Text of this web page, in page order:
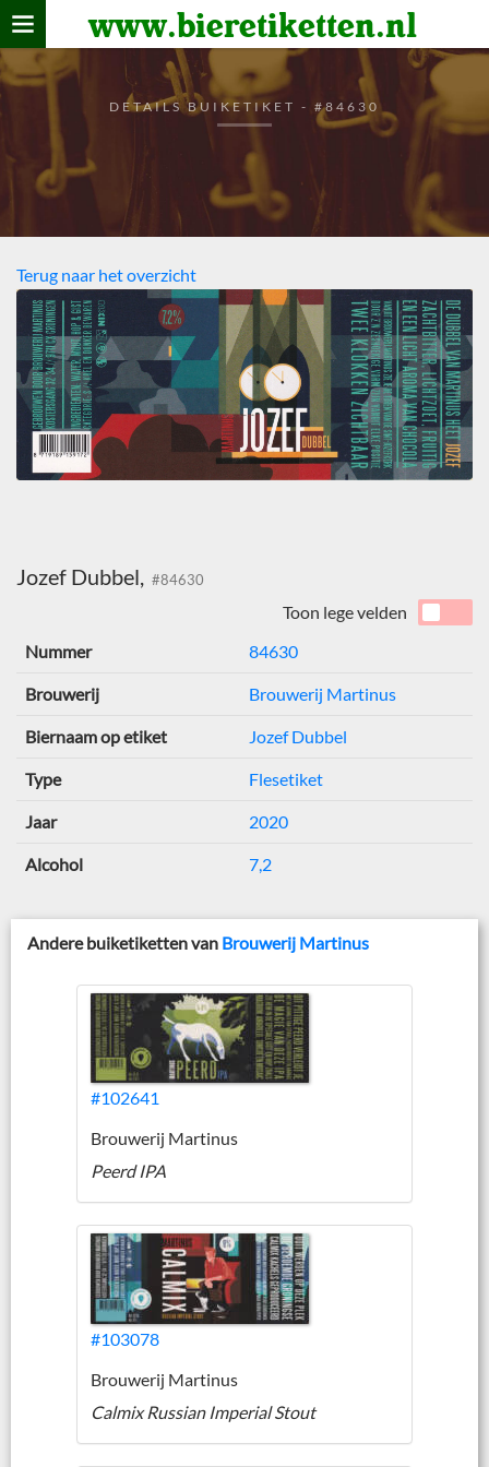
www.bieretiketten.nl
Home
verzamelen
De bierkaart
Bezoekers
DETAILS BUIKETIKET - #84630
Terug naar het overzicht
Jozef Dubbel, #84630
Toon lege velden
Nummer
84630
Brouwerij Brouwerij Martinus
Biernaam op etiket Jozef Dubbel
Type Flesetiket
Jaar 2020
Alcohol 7,2
Andere buiketiketten van Brouwerij Martinus
#102641
Brouwerij Martinus
Peerd IPA
#103078
Brouwerij Martinus
Calmix Russian Imperial Stout